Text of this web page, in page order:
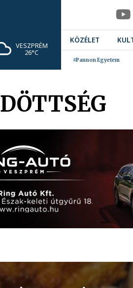
VESZPRÉM
26°C
KÖZÉLET
#Pannon Egyetem